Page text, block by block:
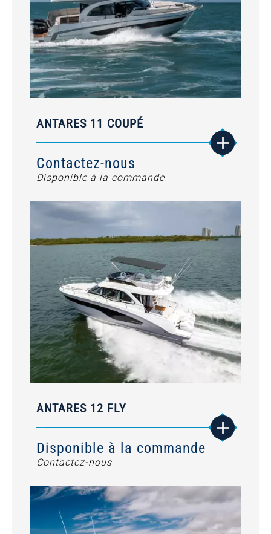
ANTARES 11 COUPÉ
Contactez-nous
Disponible à la commande
ANTARES 12 FLY
Disponible à la commande
Contactez-nous